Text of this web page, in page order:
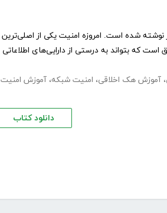
شده است. امروزه امنیت یکی از اصلی‌ترین
که بتواند به درستی از دارایی‌های اطلاعاتی
، آموزش هک اخلاقی، امنیت شبکه، آموزش امنیت
دانلود کتاب